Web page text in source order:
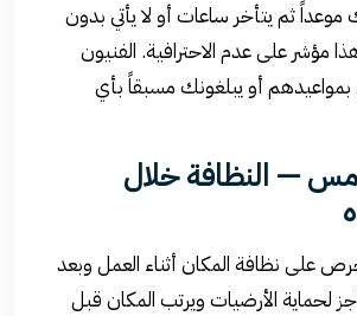
موعداً ثم يتأخر ساعات أو لا يأتي بدون
مؤشر على عدم الاحترافية. الفنيون
بمواعيدهم أو يبلغونك مسبقاً بأي
— النظافة خلال
على نظافة المكان أثناء العمل وبعد
لحماية الأرضيات ويرتب المكان قبل